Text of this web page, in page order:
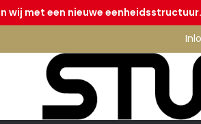
wij met een nieuwe